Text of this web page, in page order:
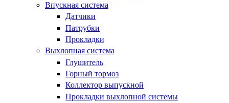
Впускная система
Датчики
Патрубки
Прокладки
Выхлопная система
Глушитель
Горный тормоз
Коллектор выпускной
Прокладки выхлопной системы